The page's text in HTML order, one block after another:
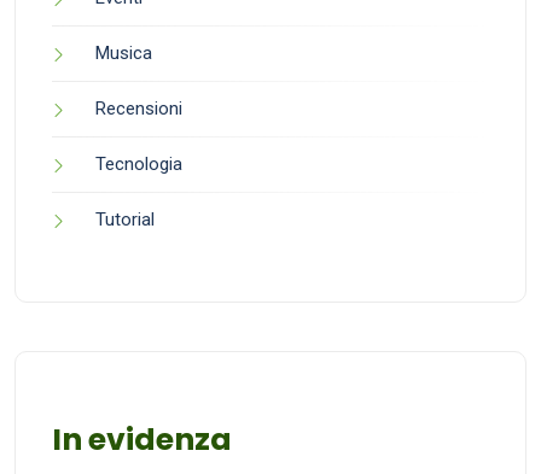
Musica
Recensioni
Tecnologia
Tutorial
In evidenza